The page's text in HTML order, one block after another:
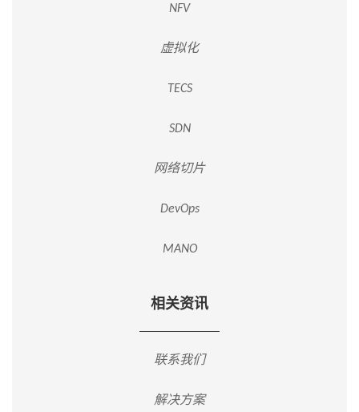
NFV
虚拟化
TECS
SDN
网络切片
DevOps
MANO
相关资讯
联系我们
解决方案